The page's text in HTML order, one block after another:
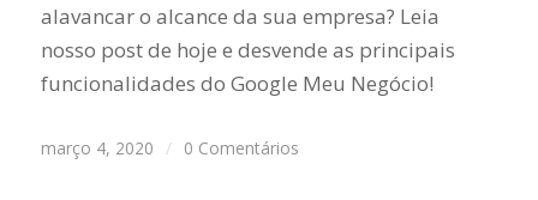
alavancar o alcance da sua empresa? Leia
nosso post de hoje e desvende as principais
funcionalidades do Google Meu Negócio!
março 4, 2020 / 0 Comentários